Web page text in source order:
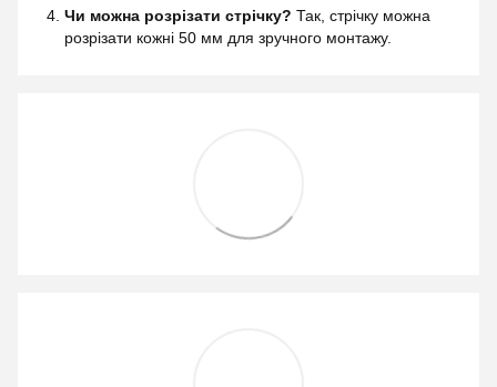
Чи можна розрізати стрічку? Так, стрічку можна
розрізати кожні 50 мм для зручного монтажу.